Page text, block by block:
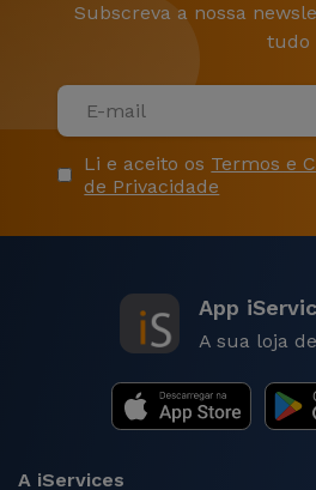
Subscreva a nossa
tudo
Li e aceito os Termos e
de Privacidade
App
A sua loja
A iServices